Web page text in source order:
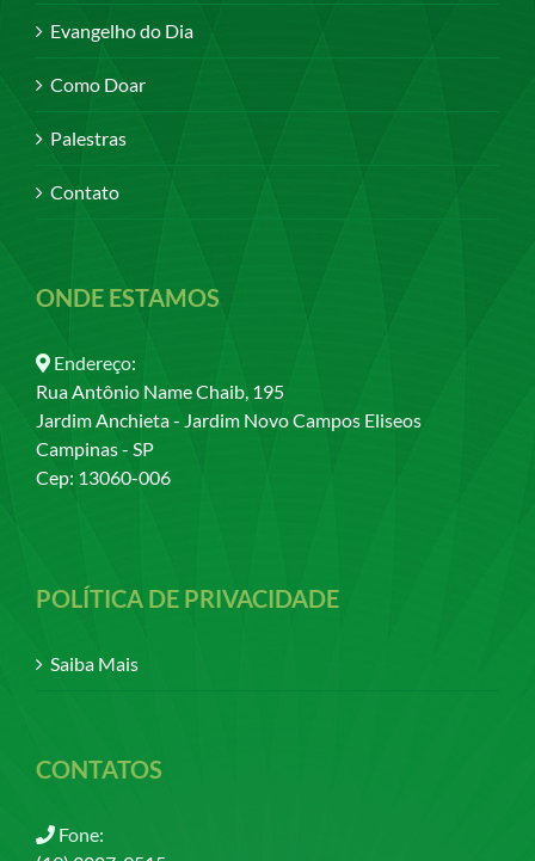
Evangelho do Dia
Como Doar
Palestras
Contato
ONDE ESTAMOS
Endereço:
Rua Antônio Name Chaib, 195
Jardim Anchieta - Jardim Novo Campos Eliseos
Campinas - SP
Cep: 13060-006
POLÍTICA DE PRIVACIDADE
Saiba Mais
CONTATOS
Fone: